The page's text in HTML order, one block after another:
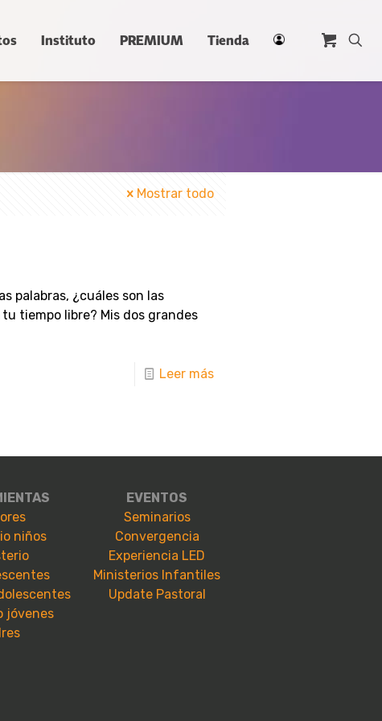
Instituto PREMIUM Tienda
Mostrar todo
palabras, ¿cuáles son las
tiempo libre? Mis dos grandes
Leer más
niños
jóvenes
EVENTOS
Seminarios
Convergencia
Experiencia LED
Ministerios Infantiles
Update Pastoral